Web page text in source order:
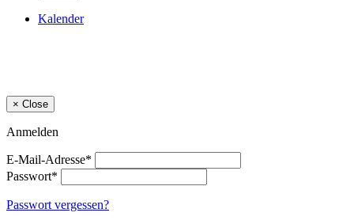
Kalender
× Close
Anmelden
E-Mail-Adresse*
Passwort*
Passwort vergessen?